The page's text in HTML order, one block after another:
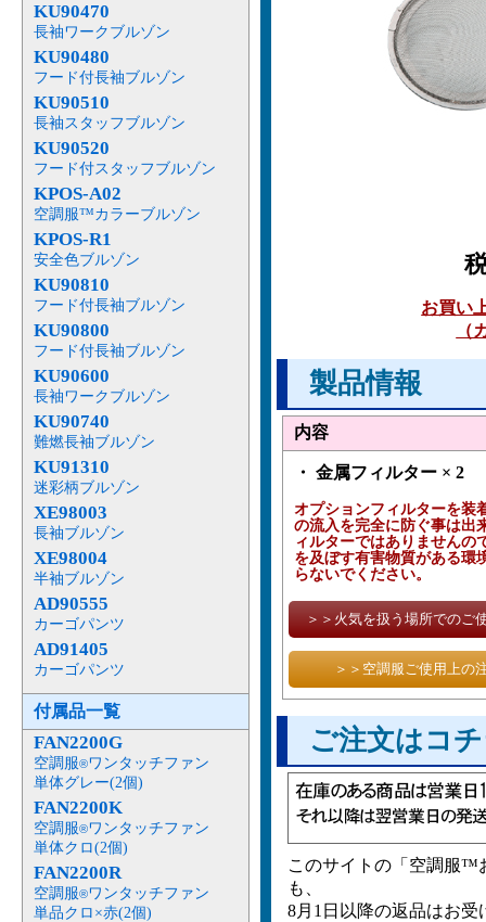
お買い
（
製品情報
内容
・ 金属フィルター × 2
オプションフィルターを装
の流入を完全に防ぐ事は出
ィルターではありませんの
を及ぼす有害物質がある環
らないでください。
＞＞火気を扱う場所でのご
＞＞空調服ご使用上の
ご注文はコ
このサイトの「空調服™
も、
8月1日以降の返品はお
KU90470
長袖ワークブルゾン
KU90480
フード付長袖ブルゾン
KU90510
長袖スタッフブルゾン
KU90520
フード付スタッフブルゾン
KPOS-A02
空調服™カラーブルゾン
KPOS-R1
安全色ブルゾン
KU90810
フード付長袖ブルゾン
KU90800
フード付長袖ブルゾン
KU90600
長袖ワークブルゾン
KU90740
難燃長袖ブルゾン
KU91310
迷彩柄ブルゾン
XE98003
長袖ブルゾン
XE98004
半袖ブルゾン
AD90555
カーゴパンツ
AD91405
カーゴパンツ
付属品一覧
FAN2200G
空調服®ワンタッチファン
単体グレー(2個)
FAN2200K
空調服®ワンタッチファン
単体クロ(2個)
FAN2200R
空調服®ワンタッチファン
単品クロ×赤(2個)